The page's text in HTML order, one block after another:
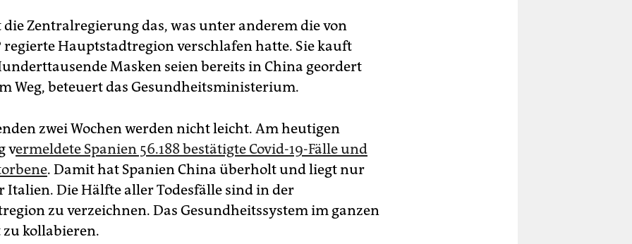
die Zentralregierung das, was unter anderem die von
regierte Hauptstadtregion verschlafen hatte. Sie kauft
Masken seien bereits in China geordert
Weg, beteuert das Gesundheitsministerium.
zwei Wochen werden nicht leicht. Am heutigen
vermeldete Spanien 56.188 bestätigte Covid-19-Fälle und
. Damit hat Spanien China überholt und liegt nur
Italien. Die Hälfte aller Todesfälle sind in der
zu verzeichnen. Das Gesundheitssystem im ganzen
kollabieren.